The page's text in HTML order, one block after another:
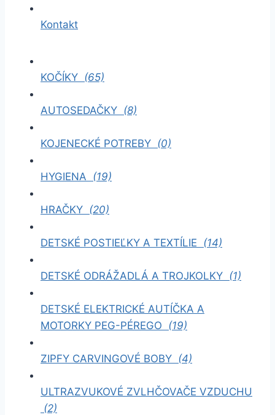
Kontakt
KOČÍKY (65)
AUTOSEDAČKY (8)
KOJENECKÉ POTREBY (0)
HYGIENA (19)
HRAČKY (20)
DETSKÉ POSTIEĽKY A TEXTÍLIE (14)
DETSKÉ ODRÁŽADLÁ A TROJKOLKY (1)
DETSKÉ ELEKTRICKÉ AUTÍČKA A
MOTORKY PEG-PÉREGO (19)
ZIPFY CARVINGOVÉ BOBY (4)
ULTRAZVUKOVÉ ZVLHČOVAČE VZDUCHU
(2)